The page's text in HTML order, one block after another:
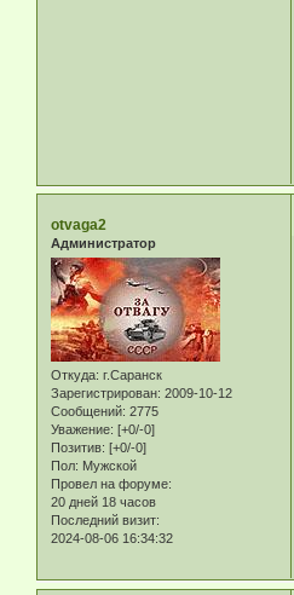
otvaga2
Администратор
Откуда: г.Саранск
Зарегистрирован: 2009-10-12
Сообщений: 2775
Уважение: [+0/-0]
Позитив: [+0/-0]
Пол: Мужской
Провел на форуме:
20 дней 18 часов
Последний визит:
2024-08-06 16:34:32